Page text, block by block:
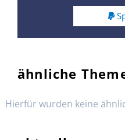
ähnliche
Hierfür wurden keine